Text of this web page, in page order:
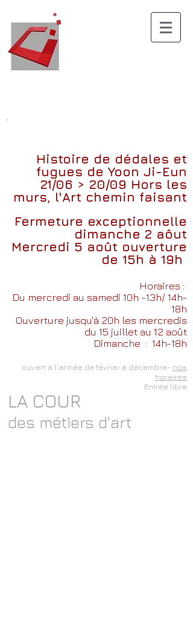
.
Histoire de dédales et
fugues de Yoon Ji-Eun
21/06 > 20/09 Hors les
murs, l'Art chemin faisant
Fermeture exceptionnelle
dimanche 2 aôut
Mercredi 5 août ouverture
de 15h à 19h
Horaires :
Du mercredi au samedi 10h -13h/ 14h-
18h
Ouverture jusqu'à 20h les mercredis
du 15 juillet au 12 août
Dimanche : 14h-18h
ouvert à l'année de février à décembre- nos
horaires
Entrée libre
LA COUR
des métiers d'art